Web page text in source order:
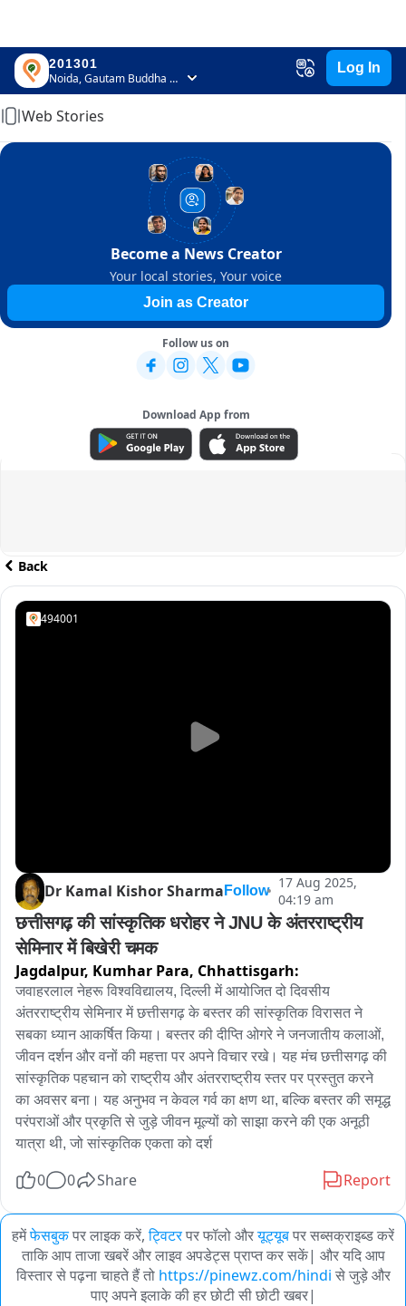
201301
Noida, Gautam Buddha Nagar, Uttar Pradesh
Log In
Home
Web Stories
Become a News Creator
Your local stories, Your voice
Join as Creator
Follow us on
Download App from
ADVERTISEMENT
Back
494001
Dr Kamal Kishor Sharma Follow
17 Aug 2025,
04:19 am
छत्तीसगढ़ की सांस्कृतिक धरोहर ने JNU के अंतरराष्ट्रीय
सेमिनार में बिखेरी चमक
Jagdalpur, Kumhar Para, Chhattisgarh:
जवाहरलाल नेहरू विश्वविद्यालय, दिल्ली में आयोजित दो दिवसीय
अंतरराष्ट्रीय सेमिनार में छत्तीसगढ़ के बस्तर की सांस्कृतिक विरासत ने
सबका ध्यान आकर्षित किया। बस्तर की दीप्ति ओगरे ने जनजातीय कलाओं,
जीवन दर्शन और वनों की महत्ता पर अपने विचार रखे। यह मंच छत्तीसगढ़ की
सांस्कृतिक पहचान को राष्ट्रीय और अंतरराष्ट्रीय स्तर पर प्रस्तुत करने
का अवसर बना। यह अनुभव न केवल गर्व का क्षण था, बल्कि बस्तर की समृद्ध
परंपराओं और प्रकृति से जुड़े जीवन मूल्यों को साझा करने की एक अनूठी
यात्रा थी, जो सांस्कृतिक एकता को दर्श
0 0 Share Report
हमेंफेसबुकपर लाइक करें, ट्विटरपर फॉलो औरयूट्यूबपर सब्सक्राइब्ड करें
ताकि आप ताजा खबरें और लाइव अपडेट्स प्राप्त कर सकें| और यदि आप
विस्तार से पढ़ना चाहते हैं तो https://pinewz.com/hindi से जुड़े और
पाए अपने इलाके की हर छोटी सी छोटी खबर|